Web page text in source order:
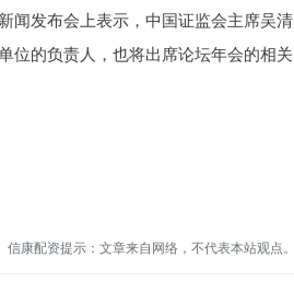
闻发布会上表示，中国证监会主席吴清
位的负责人，也将出席论坛年会的相关
信康配资提示：文章来自网络，不代表本站观点。